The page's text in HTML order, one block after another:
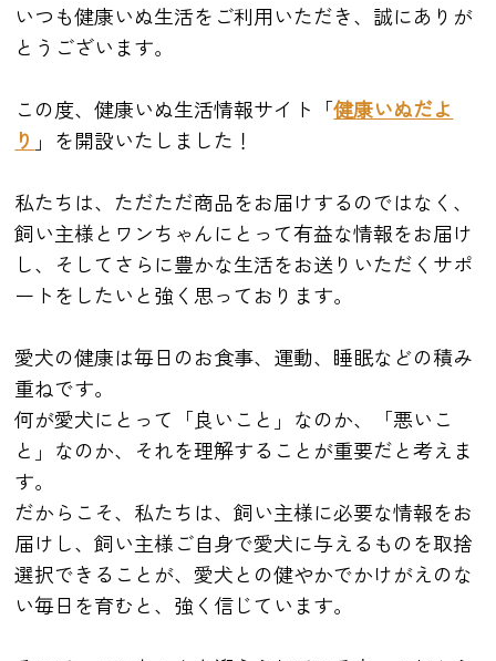
いつも健康いぬ生活をご利用いただき、誠にありが
とうございます。
この度、健康いぬ生活情報サイト「健康いぬだよ
り 」を開設いたしました！
私たちは、ただただ商品をお届けするのではなく、
飼い主様とワンちゃんにとって有益な情報をお届け
し、そしてさらに豊かな生活をお送りいただくサポ
ートをしたいと強く思っております。
愛犬の健康は毎日のお食事、運動、睡眠などの積み
重ねです。
何が愛犬にとって「良いこと」なのか、「悪いこ
と」なのか、それを理解することが重要だと考えま
す。
だからこそ、私たちは、飼い主様に必要な情報をお
届けし、飼い主様ご自身で愛犬に与えるものを取捨
選択できることが、愛犬との健やかでかけがえのな
い毎日を育むと、強く信じています。